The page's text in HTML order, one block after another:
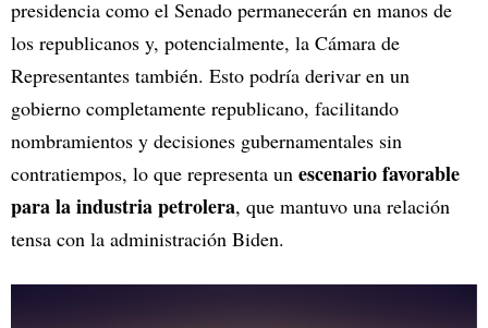
presidencia como el Senado permanecerán en manos de
los republicanos y, potencialmente, la Cámara de
Representantes también. Esto podría derivar en un
gobierno completamente republicano, facilitando
nombramientos y decisiones gubernamentales sin
contratiempos, lo que representa un escenario favorable
para la industria petrolera, que mantuvo una relación
tensa con la administración Biden.